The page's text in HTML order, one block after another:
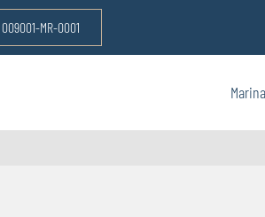
009001-MR-0001
Marina